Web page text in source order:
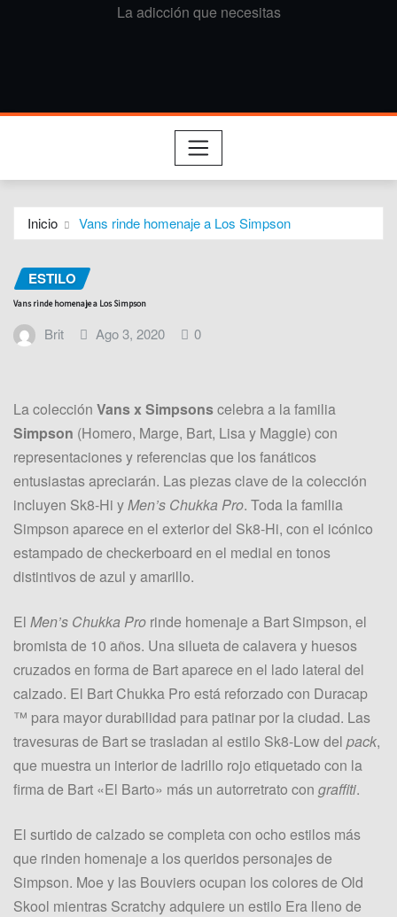
La adicción que necesitas
Inicio Vans rinde homenaje a Los Simpson
ESTILO
Vans rinde homenaje a Los Simpson
Brit Ago 3, 2020 0
La colección Vans x Simpsonscelebra a la familia
Simpson (Homero, Marge, Bart, Lisa y Maggie) con
representaciones y referencias que los fanáticos
entusiastas apreciarán. Las piezas clave de la colección
incluyen Sk8-Hi yMen’s Chukka Pro. Toda la familia
Simpson aparece en el exterior del Sk8-Hi, con el icónico
estampado de checkerboard en el medial en tonos
distintivos de azul y amarillo.
El Men’s Chukka Pro rinde homenaje a Bart Simpson, el
bromista de 10 años. Una silueta de calavera y huesos
cruzados en forma de Bart aparece en el lado lateral del
calzado. El Bart Chukka Pro está reforzado con Duracap
™ para mayor durabilidad para patinar por la ciudad. Las
travesuras de Bart se trasladan al estilo Sk8-Low del pack,
que muestra un interior de ladrillo rojo etiquetado con la
firma de Bart «El Barto» más un autorretrato con graffiti.
El surtido de calzado se completa con ocho estilos más
que rinden homenaje a los queridos personajes de
Simpson. Moe y las Bouviers ocupan los colores de Old
Skool mientras Scratchy adquiere un estilo Era lleno de